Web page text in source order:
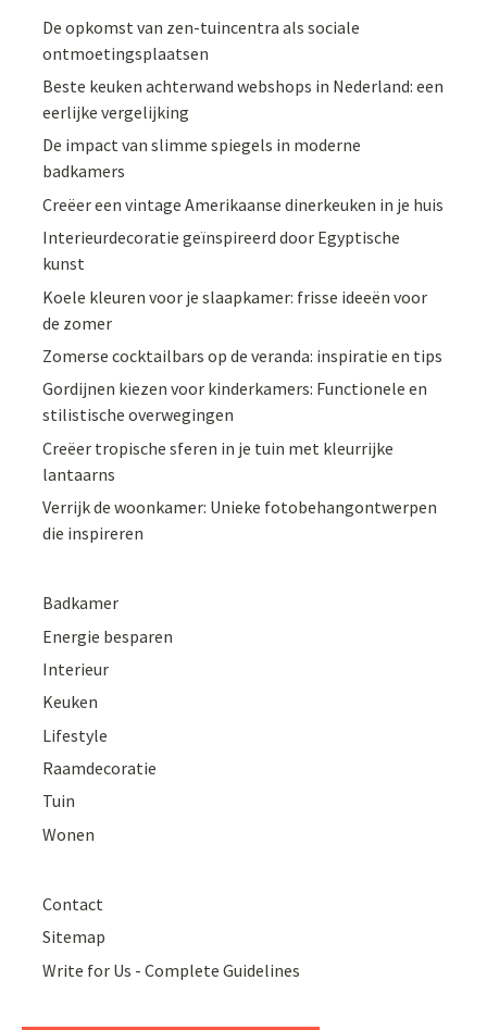
De opkomst van zen-tuincentra als sociale
ontmoetingsplaatsen
Beste keuken achterwand webshops in Nederland: een
eerlijke vergelijking
De impact van slimme spiegels in moderne
badkamers
Creëer een vintage Amerikaanse dinerkeuken in je huis
Interieurdecoratie geïnspireerd door Egyptische
kunst
Koele kleuren voor je slaapkamer: frisse ideeën voor
de zomer
Zomerse cocktailbars op de veranda: inspiratie en tips
Gordijnen kiezen voor kinderkamers: Functionele en
stilistische overwegingen
Creëer tropische sferen in je tuin met kleurrijke
lantaarns
Verrijk de woonkamer: Unieke fotobehangontwerpen
die inspireren
Badkamer
Energie besparen
Interieur
Keuken
Lifestyle
Raamdecoratie
Tuin
Wonen
Contact
Sitemap
Write for Us - Complete Guidelines